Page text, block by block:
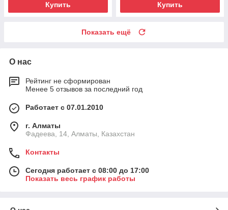
Купить Купить
Показать ещё
О нас
Рейтинг не сформирован
Менее 5 отзывов за последний год
Работает с 07.01.2010
г. Алматы
Фадеева, 14, Алматы, Казахстан
Контакты
Сегодня работает с 08:00 до 17:00
Показать весь график работы